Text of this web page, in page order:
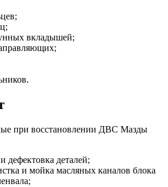
вкладышей;
при восстановлении ДВС Мазды
дефектовка деталей;
и мойка масляных каналов блока